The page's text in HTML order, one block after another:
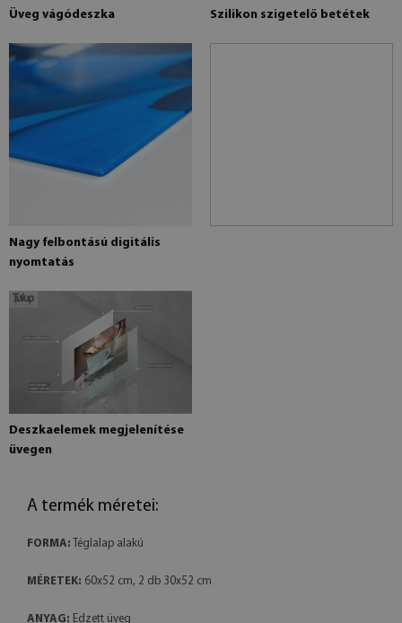
Üveg vágódeszka Szilikon szigetelő betétek
Nagy felbontású digitális
nyomtatás
Deszkaelemek megjelenítése
üvegen
A termék méretei:
FORMA: Téglalap alakú
MÉRETEK: 60x52 cm, 2 db 30x52 cm
ANYAG: Edzett üveg